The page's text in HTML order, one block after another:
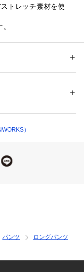
トレッチ素材を使
ン 4% 裏地 キュプラ10
）
パンツ
ロングパンツ